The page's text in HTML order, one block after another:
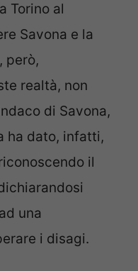
Torino al
Savona e la
però,
realtà, non
di Savona,
ha dato, infatti,
il
una
i disagi.